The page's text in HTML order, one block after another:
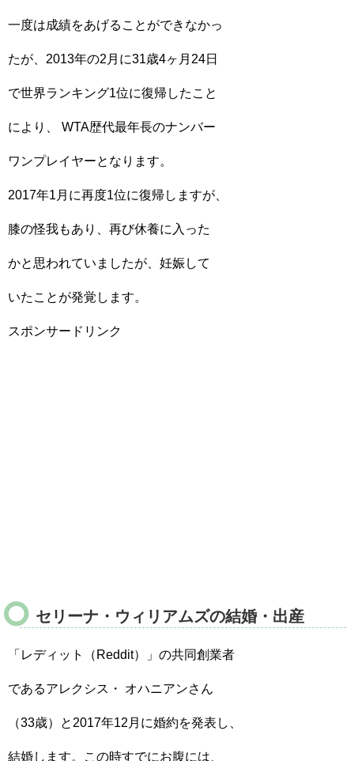
一度は成績をあげることができなかっ
たが、2013年の2月に31歳4ヶ月24日
で世界ランキング1位に復帰したこと
により、 WTA歴代最年長のナンバー
ワンプレイヤーとなります。
2017年1月に再度1位に復帰しますが、
膝の怪我もあり、再び休養に入った
かと思われていましたが、妊娠して
いたことが発覚します。
スポンサードリンク
セリーナ・ウィリアムズの結婚・出産
「レディット（Reddit）」の共同創業者
であるアレクシス・ オハニアンさん
（33歳）と2017年12月に婚約を発表し、
結婚します。この時すでにお腹には、